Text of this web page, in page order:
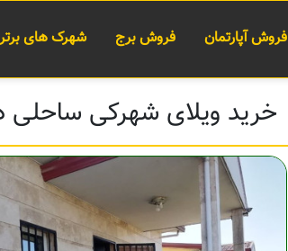
فروش آپارتمان فروش برج شهرک های برتر
خرید ویلای شهرکی ساحلی